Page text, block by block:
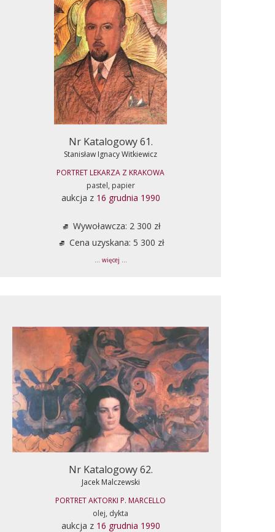
Nr Katalogowy 61.
Stanisław Ignacy Witkiewicz
PORTRET LEKARZA Z KRAKOWA
pastel, papier
aukcja z 16 grudnia 1990
Wywoławcza: 2 300 zł
Cena uzyskana: 5 300 zł
... więcej ...
Nr Katalogowy 62.
Jacek Malczewski
PORTRET AKTORKI P. MARCELLO
olej, dykta
aukcja z 16 grudnia 1990